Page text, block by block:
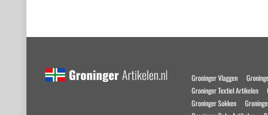
Groninger Vlaggen
Groninger Textiel Artikelen
Groninger Sokken